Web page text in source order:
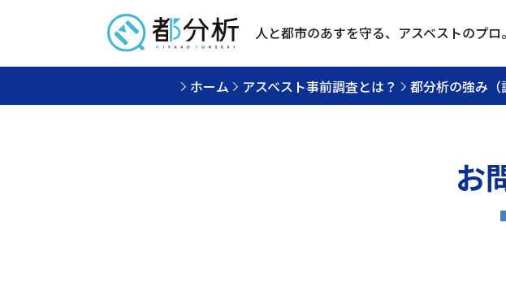
人と都市のあすを守る、 アスベストのプロ。
ホーム アスベスト事前調査とは？ 都分析の強み（
お